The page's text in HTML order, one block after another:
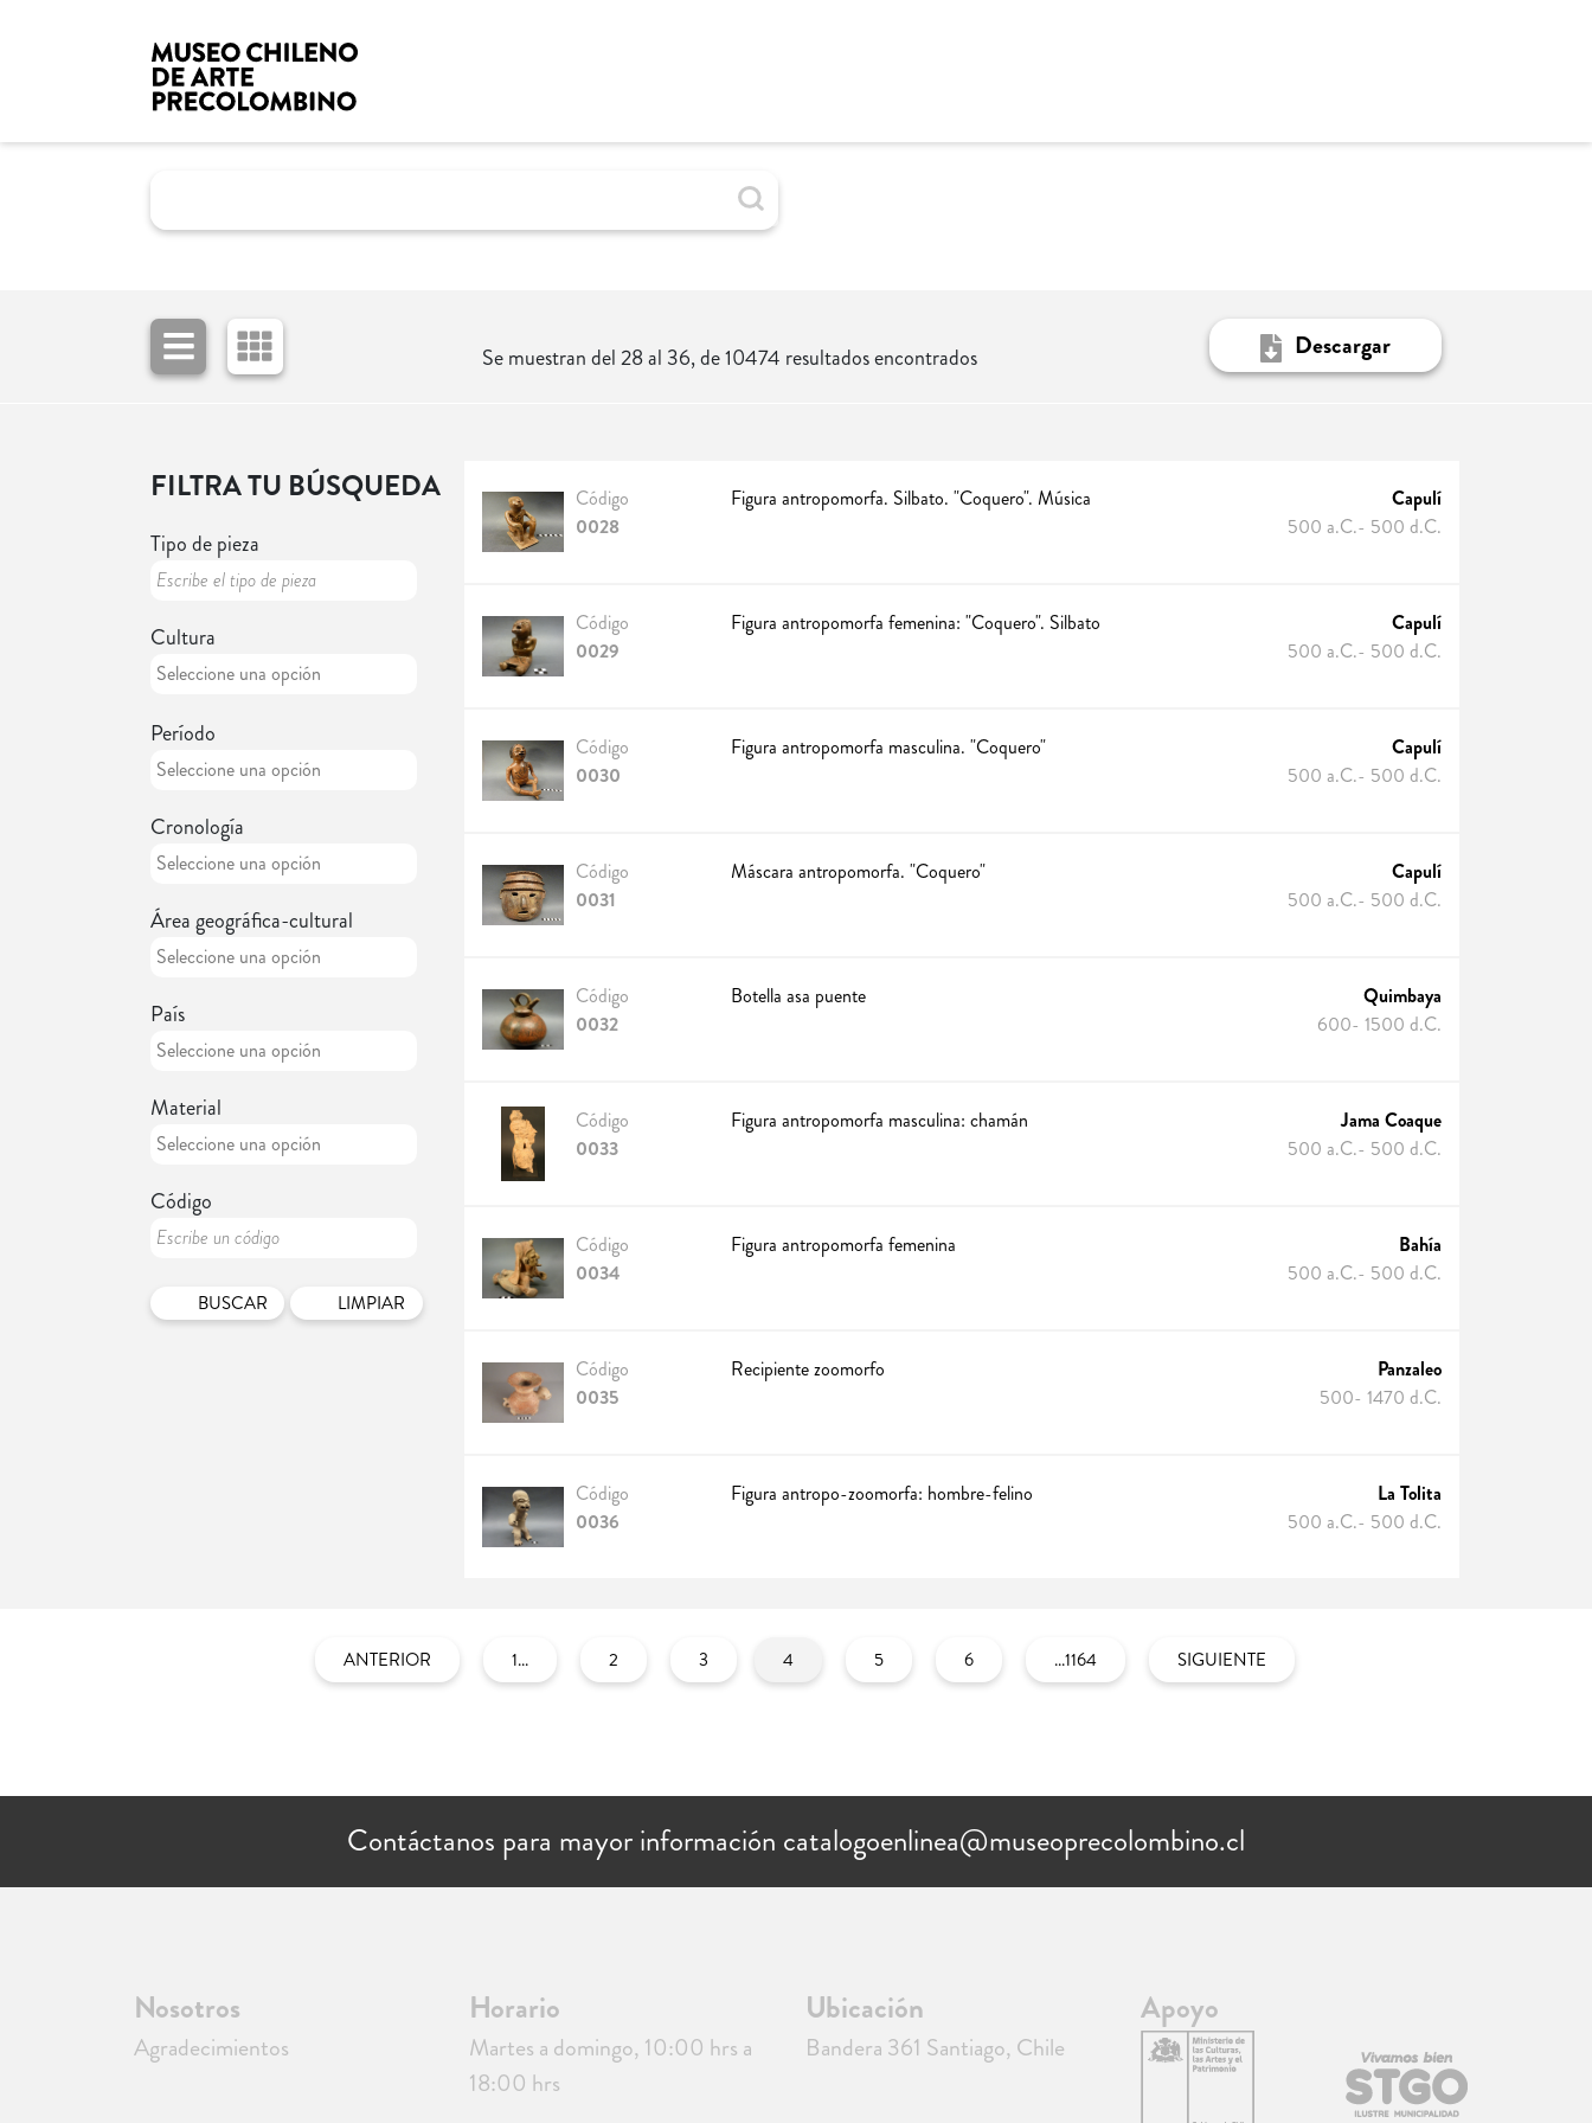
Se muestran del 28 al 36, de 10474 resultados encontrados Descargar
FILTRA TU BÚSQUEDA
Tipo de pieza
Cultura
Período
Cronología
Área geográfica-cultural
País
Material
Código
LIMPIAR
Código
0028
Figura antropomorfa. Silbato. "Coquero". Música
Capulí
500 a.C.- 500 d.C.
Código
0029
Figura antropomorfa femenina: "Coquero". Silbato
Capulí
500 a.C.- 500 d.C.
Código
0030
Figura antropomorfa masculina. "Coquero"
Capulí
500 a.C.- 500 d.C.
Código
0031
Máscara antropomorfa. "Coquero"
Capulí
500 a.C.- 500 d.C.
Código
0032
Botella asa puente
Quimbaya
600- 1500 d.C.
Código
0033
Figura antropomorfa masculina: chamán
Jama Coaque
500 a.C.- 500 d.C.
Código
0034
Figura antropomorfa femenina
Bahía
500 a.C.- 500 d.C.
Código
0035
Recipiente zoomorfo
Panzaleo
500- 1470 d.C.
Código
0036
Figura antropo-zoomorfa: hombre-felino
La Tolita
500 a.C.- 500 d.C.
ANTERIOR 1... 2 3 4 5 6 ...1164 SIGUIENTE
Contáctanos para mayor información catalogoenlinea@museoprecolombino.cl
Nosotros
Agradecimientos
Horario
Martes a domingo, 10:00 hrs a
18:00 hrs
Ubicación
Bandera 361 Santiago, Chile
Apoyo